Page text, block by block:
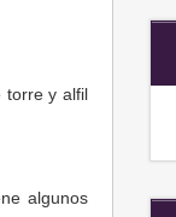
torre y alfil
algunos